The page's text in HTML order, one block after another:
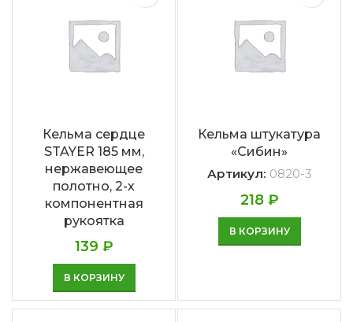
Кельма сердце
STAYER 185 мм,
нержавеющее
полотно, 2-х
компонентная
рукоятка
139 ₽
В КОРЗИНУ
Кельма штукатура
«Сибин»
Артикул: 0820-3
218 ₽
В КОРЗИНУ